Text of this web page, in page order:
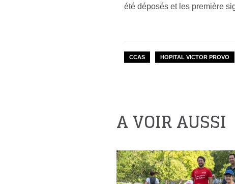
été déposés et les première
CCAS HOPITAL VICTOR PROVO
A VOIR AUSSI